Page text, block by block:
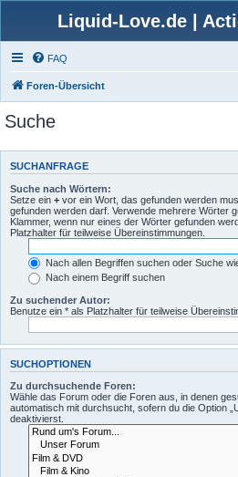
Liquid-Love.de |
FAQ
Foren-Übersicht
Suche
SUCHANFRAGE
Suche nach Wörtern:
Setze ein + vor ein Wort, das gefunden werden
gefunden werden darf. Verwende mehrere Wörter
Klammer, wenn nur eines der Wörter gefunden
Platzhalter für teilweise Übereinstimmungen.
Nach allen Begriffen suchen oder Suche
Nach einem Begriff suchen
Zu suchender Autor:
Benutze ein * als Platzhalter für teilweise
SUCHOPTIONEN
Zu durchsuchende Foren:
Wähle das Forum oder die Foren aus, in denen
automatisch mit durchsucht, sofern du die Option
deaktivierst.